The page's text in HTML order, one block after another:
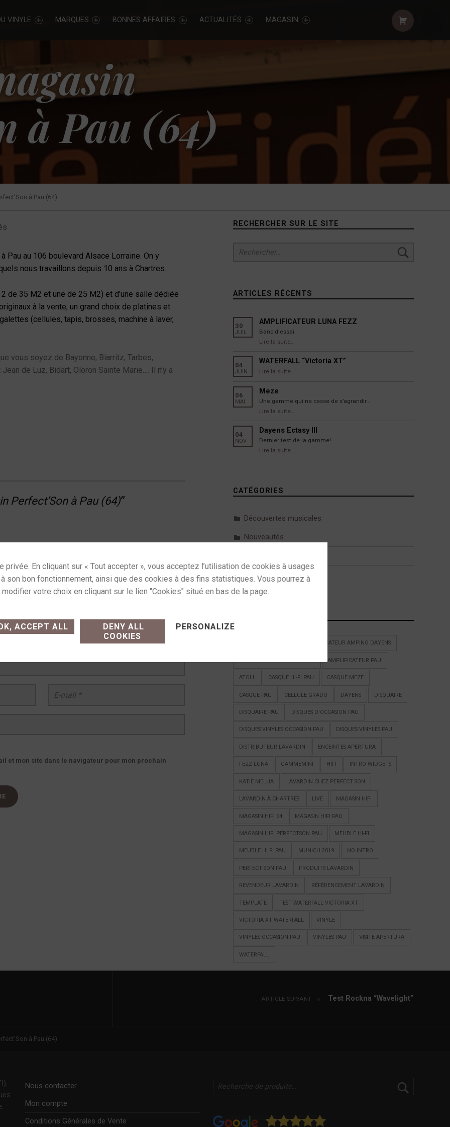
VINYLE MARQUES BONNES AFFAIRES ACTUALITÉS MAGASIN
à Pau (64)
à Pau (64)
à Pau (64)
au 106 boulevard Alsace Lorraine. On y
nous travaillons depuis 10 ans à Chartres.
de 35 M2 et une de 25 M2) et d’une salle dédiée
à la vente, un grand choix de platines et
(cellules, tapis, brosses, machine à laver,
vous soyez de Bayonne, Biarritz, Tarbes,
de Luz, Bidart, Oloron Sainte Marie…. Il n’y a
Perfect’Son à Pau (64)”
pas publiée.
Les champs obligatoires sont
et mon site dans le navigateur pour mon prochain
Sidebar
RECHERCHER SUR LE SITE
ARTICLES RÉCENTS
30
JUIL
AMPLIFICATEUR LUNA FEZZ
Banc d'essai
Lire la suite
04
JUIN
WATERFALL “Victoria XT”
Lire la suite…
06
MAI
Meze
Une gamme qui ne cesse de s’agrandir…
Lire la suite…
04
NOV
Dayens Ectasy III
Dernier test de la gamme!
Lire la suite…
CATÉGORIES
Découvertes musicales
Nouveautés
Uncategorized
AMPLIFICATEUR AMPINO DAYENS
AMPLIFICATEUR PAU
ATOLL CASQUE HI-FI PAU CASQUE MEZE
CASQUE PAU CELLULE GRADO DAYENS DISQUAIRE
DISQUAIRE PAU DISQUES D'OCCASION PAU
DISQUES VINYLES OCCASION PAU DISQUES VINYLES PAU
DISTRIBUTEUR LAVARDIN ENCEINTES APERTURA
FEZZ LUNA GAMMEMINI HIFI INTRO WIDGETS
KATIE MELUA LAVARDIN CHEZ PERFECT SON
LAVARDIN À CHARTRES LIVE MAGASIN HIFI
MAGASIN HIFI 64 MAGASIN HIFI PAU
MAGASIN HIFI PERFECTSON PAU MEUBLE HI-FI
MEUBLE HI FI PAU MUNICH 2019 NO INTRO
PERFECT'SON PAU PRODUITS LAVARDIN
REVENDEUR LAVARDIN RÉFÉRENCEMENT LAVARDIN
TEMPLATE TEST WATERFALL VICTORIA XT
VICTORIA XT WATERFALL VINYLE
VINYLES OCCASION PAU VINYLES PAU VISITE APERTURA
WATERFALL
ARTICLE SUIVANT Test Rockna “Wavelight”
à Pau (64)
Nous contacter
Mon compte
Conditions Générales de Vente
ACCEPT ALL
DENY ALL
COOKIES
PERSONALIZE